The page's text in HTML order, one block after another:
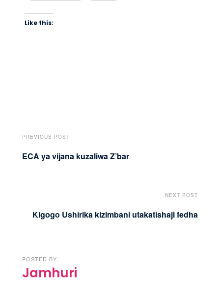
Like this:
PREVIOUS POST
ECA ya vijana kuzaliwa Z’bar
NEXT POST
Kigogo Ushirika kizimbani utakatishaji fedha
POSTED BY
Jamhuri